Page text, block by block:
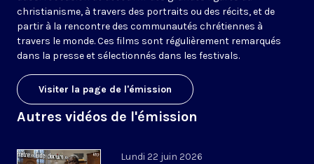
christianisme, à travers des portraits ou des récits, et de
partir à la rencontre des communautés chrétiennes à
travers le monde. Ces films sont régulièrement remarqués
dans la presse et sélectionnés dans les festivals.
Visiter la page de l'émission
Autres vidéos de l'émission
Lundi 22 juin 2026